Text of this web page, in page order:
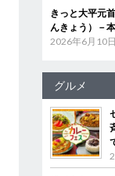
きっと大平元
んきょう）－
2026年6月10日
グルメ